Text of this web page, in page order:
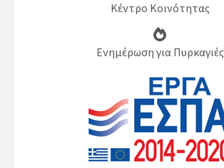
Κέντρο Κοινότητας
Ενημέρωση για Πυρκαγιές